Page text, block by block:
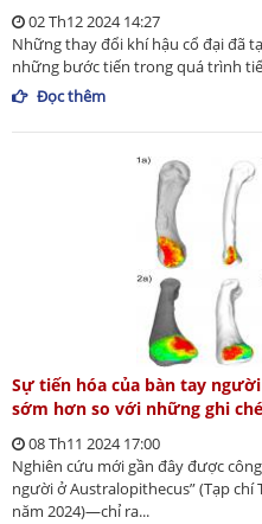
02 Th12 2024 14:27
Những thay đổi khí hậu cổ đại đã
những bước tiến trong quá trình
Đọc thêm
Sự tiến hóa của bàn tay
sớm hơn so với những ghi
08 Th11 2024 17:00
Nghiên cứu mới gần đây được
người ở Australopithecus” (Tạp chí
năm 2024)—chỉ ra...